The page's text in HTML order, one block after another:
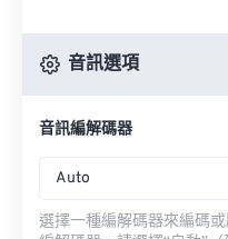
音訊選項
音訊編解碼器
Auto
選擇一種編解碼器來編碼